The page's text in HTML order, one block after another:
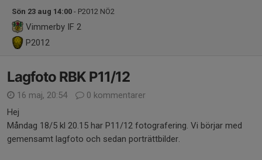
Sön 23 aug 14:00 - P2012 NÖ2
Vimmerby IF 2
P2012
Lagfoto RBK P11/12
16 maj, 20:54
0 kommentarer
Hej
Måndag 18/5 kl 20.15 har P11/12 fotografering. Vi börjar med
gemensamt lagfoto och sedan porträttbilder.